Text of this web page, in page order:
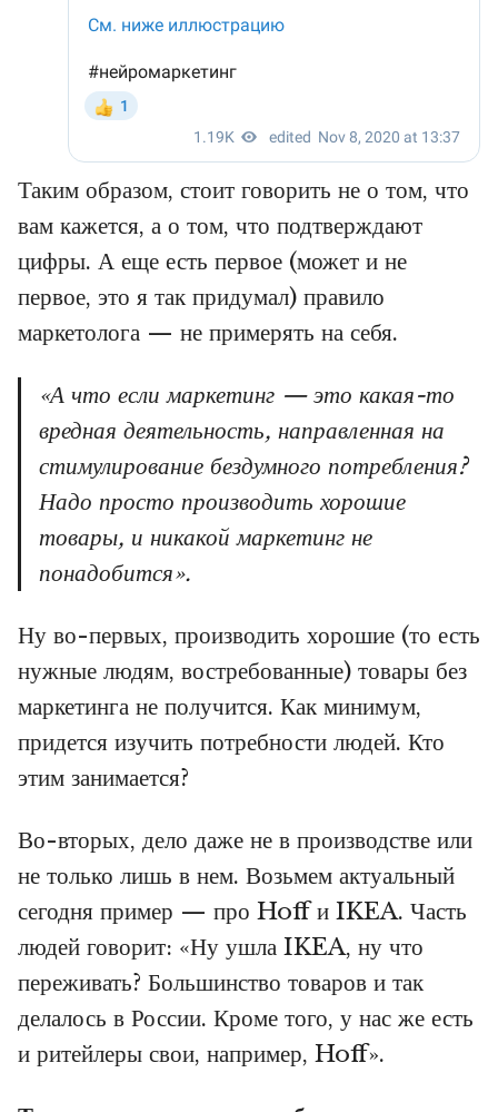
Таким образом, стоит говорить не о том, что
вам кажется, а о том, что подтверждают
цифры. А еще есть первое (может и не
первое, это я так придумал) правило
маркетолога — не примерять на себя.
«А что если маркетинг — это какая-то
вредная деятельность, направленная на
стимулирование бездумного потребления?
Надо просто производить хорошие
товары, и никакой маркетинг не
понадобится».
Ну во-первых, производить хорошие (то есть
нужные людям, востребованные) товары без
маркетинга не получится. Как минимум,
придется изучить потребности людей. Кто
этим занимается?
Во-вторых, дело даже не в производстве или
не только лишь в нем. Возьмем актуальный
сегодня пример — про Hoff и IKEA. Часть
людей говорит: «Ну ушла IKEA, ну что
переживать? Большинство товаров и так
делалось в России. Кроме того, у нас же есть
и ритейлеры свои, например, Hoff».